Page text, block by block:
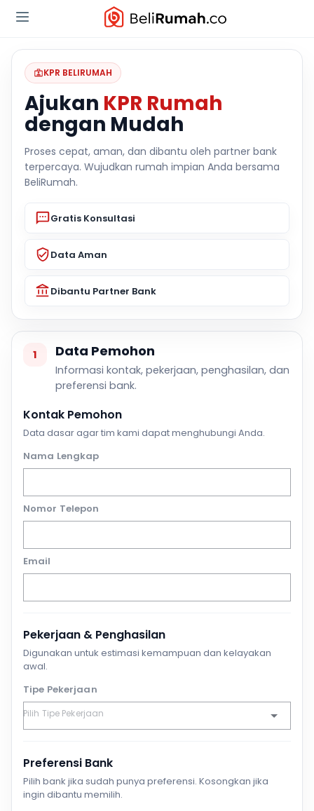
KPR BELIRUMAH
Ajukan KPR Rumah
dengan Mudah
Proses cepat, aman, dan dibantu oleh partner bank
terpercaya. Wujudkan rumah impian Anda bersama
BeliRumah.
Gratis Konsultasi
Data Aman
Dibantu Partner Bank
1 Data Pemohon
Informasi kontak, pekerjaan, penghasilan, dan
preferensi bank.
Kontak Pemohon
Data dasar agar tim kami dapat menghubungi Anda.
Nama Lengkap
Nomor Telepon
Email
Pekerjaan & Penghasilan
Digunakan untuk estimasi kemampuan dan kelayakan
awal.
Tipe Pekerjaan
Preferensi Bank
Pilih bank jika sudah punya preferensi. Kosongkan jika
ingin dibantu memilih.